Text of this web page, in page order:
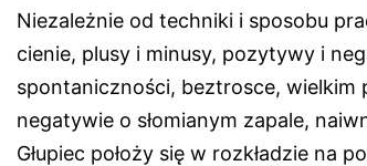
Niezależnie od techniki i sposobu
cienie, plusy i minusy, pozytywy i
spontaniczności, beztrosce, wielkim
negatywie o słomianym zapale,
Głupiec położy się w rozkładzie na